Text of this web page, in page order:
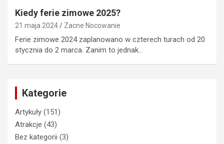
Kiedy ferie zimowe 2025?
21 maja 2024 Zacne Nocowanie
Ferie zimowe 2024 zaplanowano w czterech turach od 20
stycznia do 2 marca. Zanim to jednak…
Kategorie
Artykuły (151)
Atrakcje (43)
Bez kategorii (3)